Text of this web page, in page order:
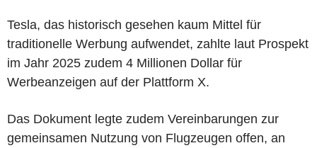
Tesla, das historisch gesehen kaum Mittel für
traditionelle Werbung aufwendet, zahlte laut Prospekt
im Jahr 2025 zudem 4 Millionen Dollar für
Werbeanzeigen auf der Plattform X.
Das Dokument legte zudem Vereinbarungen zur
gemeinsamen Nutzung von Flugzeugen offen, an